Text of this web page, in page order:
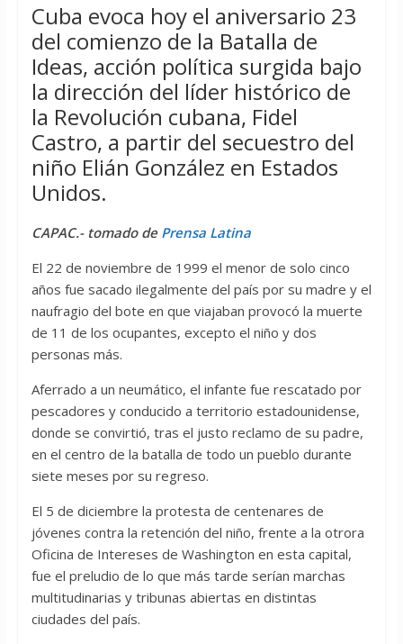
Cuba evoca hoy el aniversario 23
del comienzo de la Batalla de
Ideas, acción política surgida bajo
la dirección del líder histórico de
la Revolución cubana, Fidel
Castro, a partir del secuestro del
niño Elián González en Estados
Unidos.
CAPAC.- tomado de Prensa Latina
El 22 de noviembre de 1999 el menor de solo cinco
años fue sacado ilegalmente del país por su madre y el
naufragio del bote en que viajaban provocó la muerte
de 11 de los ocupantes, excepto el niño y dos
personas más.
Aferrado a un neumático, el infante fue rescatado por
pescadores y conducido a territorio estadounidense,
donde se convirtió, tras el justo reclamo de su padre,
en el centro de la batalla de todo un pueblo durante
siete meses por su regreso.
El 5 de diciembre la protesta de centenares de
jóvenes contra la retención del niño, frente a la otrora
Oficina de Intereses de Washington en esta capital,
fue el preludio de lo que más tarde serían marchas
multitudinarias y tribunas abiertas en distintas
ciudades del país.